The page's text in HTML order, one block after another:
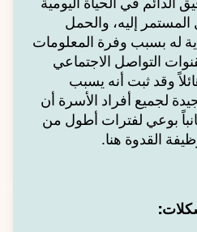
إليه، والحمل
له بسبب وفرة المعلومات
التواصل الاجتماعي
وقد ثبت أنه يسبب
لجميع أفراد الأسرة أن
بوعي لفترات أطول من
القدوة هنا.